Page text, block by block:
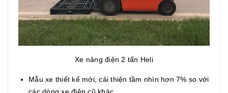
Xe nâng điện 2 tấn Heli
Mẫu xe thiết kế mới, cải thiện tầm nhìn hơn 7% so với